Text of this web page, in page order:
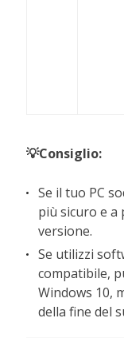
💡Consiglio:
Se il tuo PC
più sicuro e a
versione.
Se utilizzi
compatibile,
Windows 10,
della fine del